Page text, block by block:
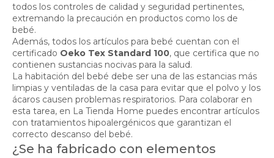
todos los controles de calidad y seguridad pertinentes,
extremando la precaución en productos como los de
bebé.
Además, todos los artículos para bebé cuentan con el
certificado Oeko Tex Standard 100, que certifica que no
contienen sustancias nocivas para la salud.
La habitación del bebé debe ser una de las estancias más
limpias y ventiladas de la casa para evitar que el polvo y los
ácaros causen problemas respiratorios. Para colaborar en
esta tarea, en La Tienda Home puedes encontrar artículos
con tratamientos hipoalergénicos que garantizan el
correcto descanso del bebé.
¿Se ha fabricado con elementos